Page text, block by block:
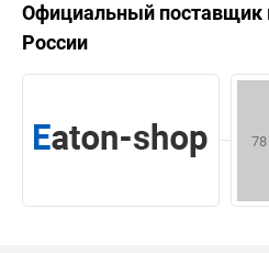
Официальный поставщик
России